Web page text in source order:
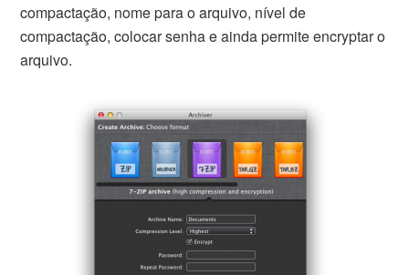
compactação, nome para o arquivo, nível de
compactação, colocar senha e ainda permite encryptar o
arquivo.